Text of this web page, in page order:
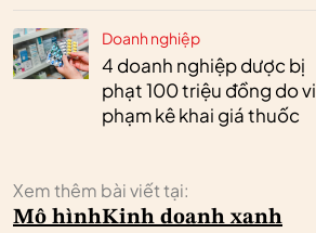
Doanh nghiệp
4 doanh nghiệp dược bị
phạt 100 triệu đồng do vi
phạm kê khai giá thuốc
Xem thêm bài viết tại:
Mô hìnhKinh doanh xanh